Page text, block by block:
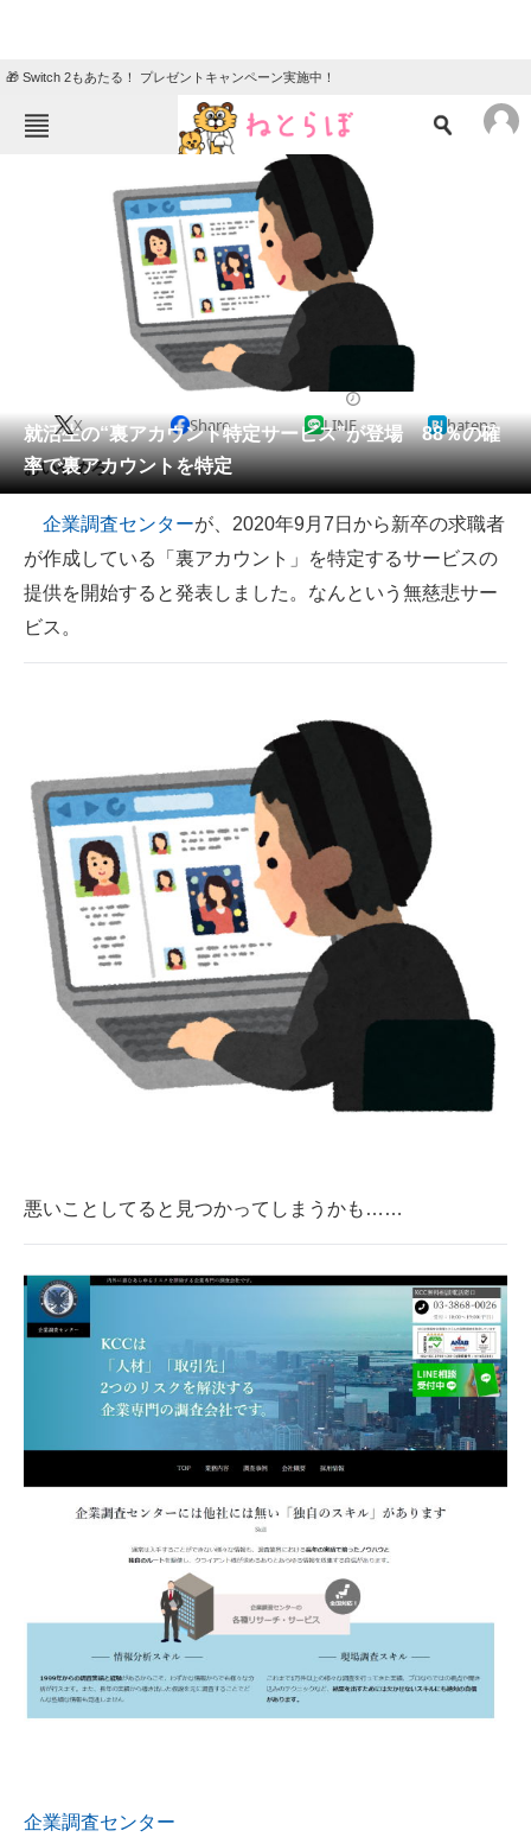
🎁 Switch 2もあたる！ プレゼントキャンペーン実施中！
クイズ
地域
教育・育児
リサーチ
会員記事
メディア
注目記事を集めた総合ページ
ITの今と未来を見通す
スマホと通信の最新トレンド
ビジネスと働き方のヒント
AI活用のいまが分かる
企業ITのトレンドを詳説
経営リーダーのコミュニティ
マーケ×ITの今がよく分かる
ITエンジニア向け専門サイト
企業向けIT製品の総合サイト
モノづくり技術者専門サイト
エレクトロニクス専門サイト
電子設計の基本と応用
エネルギーの専門メディア
建設×テクノロジーの最前線
就活生の“裏アカウント特定サービス”が登場 88％の確
率で裏アカウントを特定
X Share LINE hatena
おいやめろ。
企業調査センターが、2020年9月7日から新卒の求職者
が作成している「裏アカウント」を特定するサービスの
提供を開始すると発表しました。なんという無慈悲サー
ビス。
悪いことしてると見つかってしまうかも……
企業調査センター